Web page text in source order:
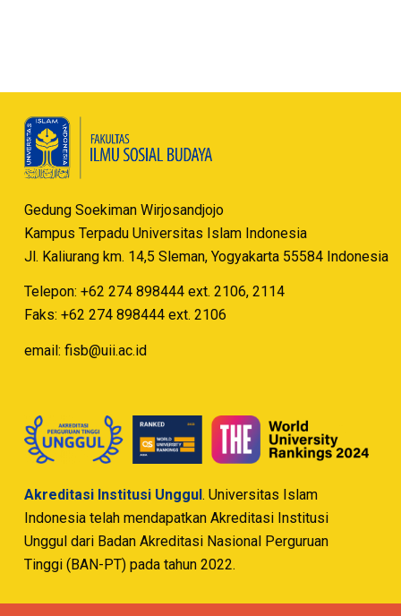
Gedung Soekiman Wirjosandjojo
Kampus Terpadu Universitas Islam Indonesia
Jl. Kaliurang km. 14,5 Sleman, Yogyakarta 55584 Indonesia
Telepon: +62 274 898444 ext. 2106, 2114
Faks: +62 274 898444 ext. 2106
email: fisb@uii.ac.id
Akreditasi Institusi Unggul. Universitas Islam
Indonesia telah mendapatkan Akreditasi Institusi
Unggul dari Badan Akreditasi Nasional Perguruan
Tinggi (BAN-PT) pada tahun 2022.